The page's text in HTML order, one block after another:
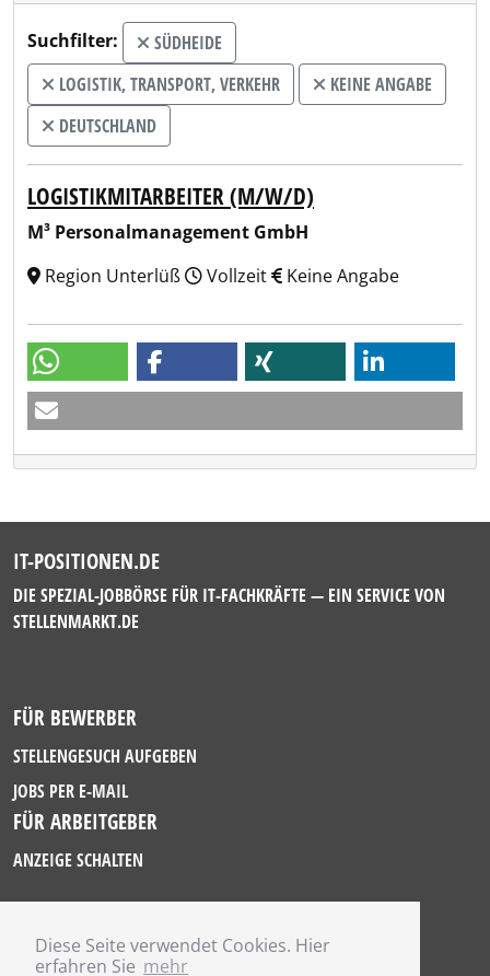
Diese Seite verwendet Cookies. Hier
erfahren Sie mehr
Suchfilter:
SÜDHEIDE
LOGISTIK, TRANSPORT, VERKEHR
KEINE ANGABE
DEUTSCHLAND
LOGISTIKMITARBEITER (M/W/D)
M³ Personalmanagement GmbH
Region Unterlüß
Vollzeit Keine Angabe
IT-POSITIONEN.DE
DIE SPEZIAL-JOBBÖRSE FÜR IT-FACHKRÄFTE — EIN SERVICE VON
STELLENMARKT.DE
FÜR BEWERBER
STELLENGESUCH AUFGEBEN
JOBS PER E-MAIL
FÜR ARBEITGEBER
ANZEIGE SCHALTEN
IMPRESSUM